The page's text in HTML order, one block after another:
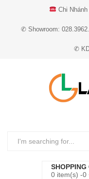
Chi Nhánh
✆ Showroom:
✆
SHOPPING
0 item(s) -0